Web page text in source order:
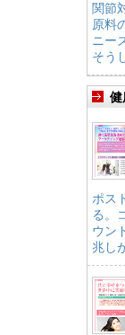
関節
原料
ニー
そう
健
ポス
る。
ウン
兆し